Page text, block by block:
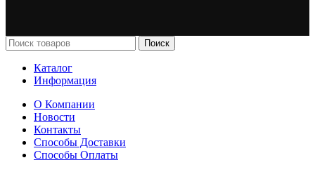
Поиск
Каталог
Информация
О Компании
Новости
Контакты
Способы Доставки
Способы Оплаты